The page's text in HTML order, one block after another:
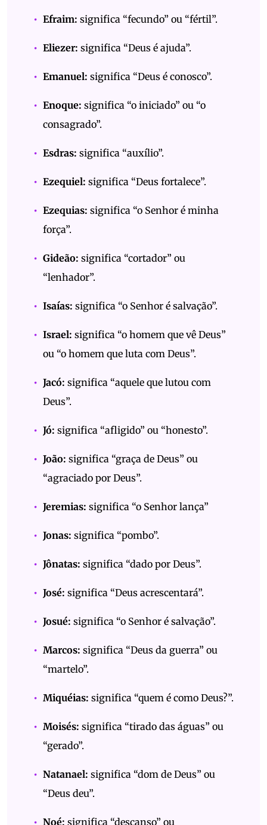
Efraim: significa “fecundo” ou “fértil”.
Eliezer: significa “Deus é ajuda”.
Emanuel: significa “Deus é conosco”.
Enoque: significa “o iniciado” ou “o
consagrado”.
Esdras: significa “auxílio”.
Ezequiel: significa “Deus fortalece”.
Ezequias: significa “o Senhor é minha
força”.
Gideão: significa “cortador” ou
“lenhador”.
Isaías: significa “o Senhor é salvação”.
Israel: significa “o homem que vê Deus”
ou “o homem que luta com Deus”.
Jacó: significa “aquele que lutou com
Deus”.
Jó: significa “afligido” ou “honesto”.
João: significa “graça de Deus” ou
“agraciado por Deus”.
Jeremias: significa “o Senhor lança”
Jonas: significa “pombo”.
Jônatas: significa “dado por Deus”.
José: significa “Deus acrescentará”.
Josué: significa “o Senhor é salvação”.
Marcos: significa “Deus da guerra” ou
“martelo”.
Miquéias: significa “quem é como Deus?”.
Moisés: significa “tirado das águas” ou
“gerado”.
Natanael: significa “dom de Deus” ou
“Deus deu”.
Noé: significa “descanso” ou